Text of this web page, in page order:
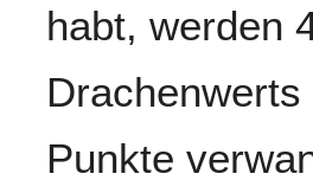
habt, werden
Punkte